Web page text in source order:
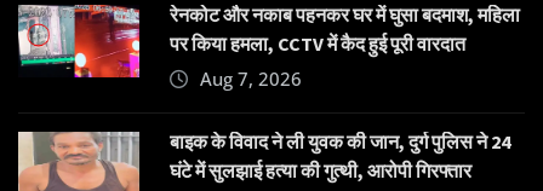
रेनकोट और नकाब पहनकर घर में घुसा बदमाश, महिला
पर किया हमला, CCTV में कैद हुई पूरी वारदात
Aug 7, 2026
बाइक के विवाद ने ली युवक की जान, दुर्ग पुलिस ने 24
घंटे में सुलझाई हत्या की गुत्थी, आरोपी गिरफ्तार